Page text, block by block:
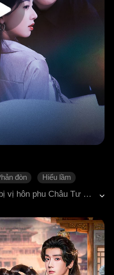
đòn
Hiểu lầm
đại
Kiếp trước, Lâm Tử Ngạn bị vị hôn phu Châu Tư Niên và người bạn thân Lư San San cấu kết hãm hại, đẩy xuống sân thượng chết thảm. Thế nhưng sau khi chết, cô mới phát hiện người mà mình từng hận nhất Cố Trầm Châu, người đàn ông bá đạo và cố chấp ấy lại chính là người đã chết theo cô trong kiếp trước. Sống lại, cô quay về bốn năm trước, mang trong lòng mối hận thù sâu sắc, quyết tâm báo thù. Kiếp này, cô từng bước giăng bẫy, ngoài mặt ngoan ngoãn nghe lời Châu Tư Niên, nhưng thực chất lại âm thầm sắp đặt để khiến hắn thân bại danh liệt. Cô chủ động tiếp cận Cố Trầm Châu, song anh vì những tổn thương cô từng gây ra mà không dám tin cô nữa, dù vậy vẫn cam tâm sa vào tình yêu này. Dù có lầm tưởng rằng cô muốn giết mình, anh vẫn nguyện hy sinh tất cả. "A Ngạn, nếu anh chết rồi... em có đau lòng không?" Khi cơn ác mộng năm xưa, cú ngã từ sân thượng một lần nữa tái diễn, những sự thật không ngờ tới dần được phơi bày. Khi âm mưu của cha Lâm và Lư San San bị vạch trần... Kiếp này, Lâm Tử Ngạn không chỉ muốn khiến kẻ thù phải trả giá bằng máu, mà còn muốn nắm chặt người đàn ông từng vì cô mà điên cuồng, vì cô mà chết, và vì cô mà dám chống lại cả thế giới.